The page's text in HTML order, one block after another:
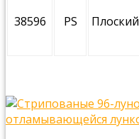
38596 PS Плоский